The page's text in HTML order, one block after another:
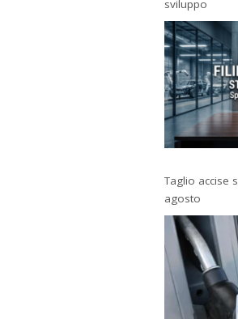
sviluppo
Taglio accise
agosto